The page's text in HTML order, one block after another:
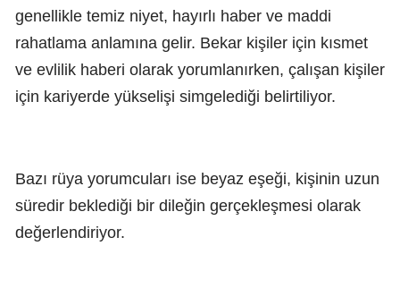
genellikle temiz niyet, hayırlı haber ve maddi
rahatlama anlamına gelir. Bekar kişiler için kısmet
ve evlilik haberi olarak yorumlanırken, çalışan kişiler
için kariyerde yükselişi simgelediği belirtiliyor.
Bazı rüya yorumcuları ise beyaz eşeği, kişinin uzun
süredir beklediği bir dileğin gerçekleşmesi olarak
değerlendiriyor.